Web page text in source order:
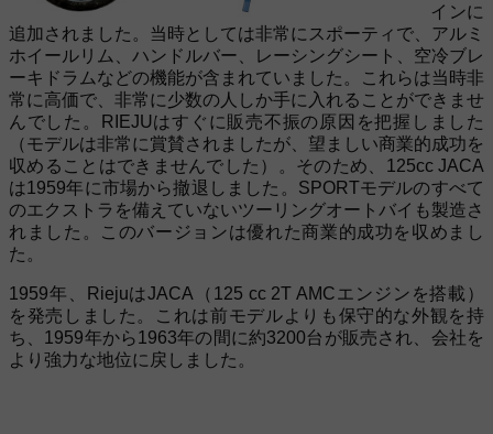
インに
追加されました。当時としては非常にスポーティで、アルミ
ホイールリム、ハンドルバー、レーシングシート、空冷ブレ
ーキドラムなどの機能が含まれていました。これらは当時非
常に高価で、非常に少数の人しか手に入れることができませ
んでした。RIEJUはすぐに販売不振の原因を把握しました
（モデルは非常に賞賛されましたが、望ましい商業的成功を
収めることはできませんでした）。そのため、125cc JACA
は1959年に市場から撤退しました。SPORTモデルのすべて
のエクストラを備えていないツーリングオートバイも製造さ
れました。このバージョンは優れた商業的成功を収めまし
た。
1959年、RiejuはJACA（125 cc 2T AMCエンジンを搭載）
を発売しました。これは前モデルよりも保守的な外観を持
ち、1959年から1963年の間に約3200台が販売され、会社を
より強力な地位に戻しました。